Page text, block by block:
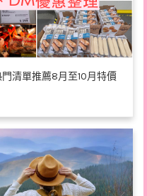
清單推薦8月至10月特價